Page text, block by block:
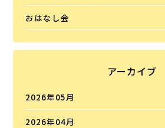
おはなし会
アーカイブ
2026年05月
2026年04月